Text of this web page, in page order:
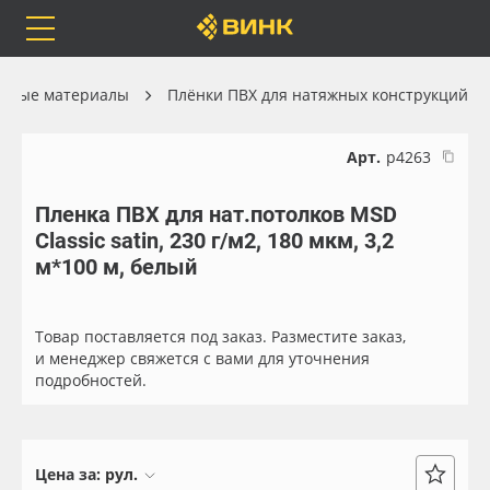
Каталог
Orafol
Бренды
Доставка
Весь каталог
Рулонные материалы
Самоклеящиеся плёнки
Листовые материалы
материалы Плёнки ПВХ для натяжных конструкций
Арт. р4263
Пленка ПВХ для нат.потолков MSD
Classic satin, 230 г/м2, 180 мкм, 3,2
м*100 м, белый
Товар поставляется под заказ. Разместите заказ,
и менеджер свяжется с вами для уточнения
подробностей.
Цена за: рул.